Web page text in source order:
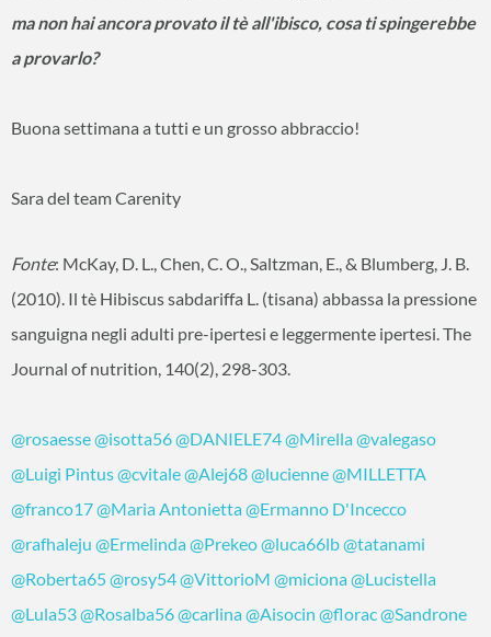
ma non hai ancora provato il tè all'ibisco, cosa ti spingerebbe
a provarlo?
Buona settimana a tutti e un grosso abbraccio!
Sara del team Carenity
Fonte: McKay, D. L., Chen, C. O., Saltzman, E., & Blumberg, J. B.
(2010). Il tè Hibiscus sabdariffa L. (tisana) abbassa la pressione
sanguigna negli adulti pre-ipertesi e leggermente ipertesi. The
Journal of nutrition, 140(2), 298-303.
@rosaesse@isotta56@DANIELE74@Mirella@valegaso
@Luigi Pintus@cvitale@Alej68@lucienne@MILLETTA
@franco17@Maria Antonietta@Ermanno D'Incecco
@rafhaleju @Ermelinda@Prekeo@luca66lb@tatanami
@Roberta65@rosy54@VittorioM @miciona@Lucistella
@Lula53@Rosalba56@carlina@Aisocin @florac@Sandrone